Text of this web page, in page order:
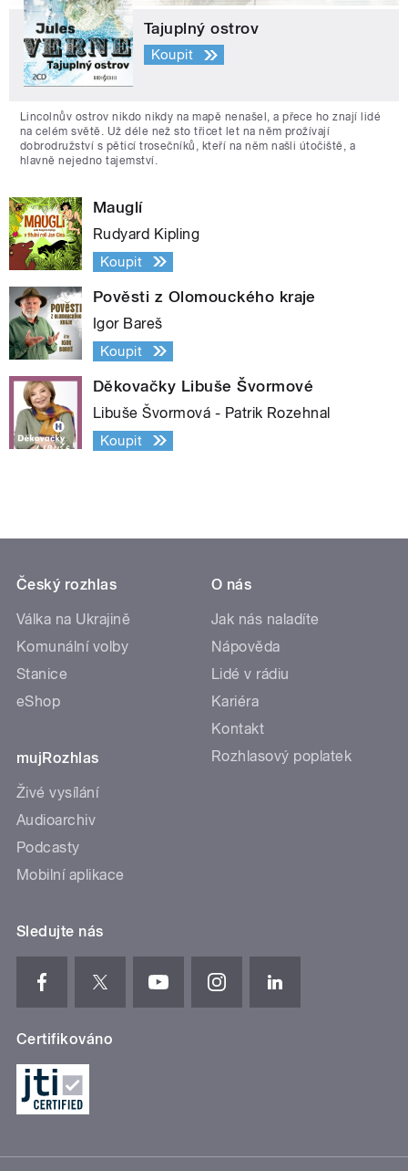
Tajuplný ostrov
Koupit
Lincolnův ostrov nikdo nikdy na mapě nenašel, a přece ho znají lidé
na celém světě. Už déle než sto třicet let na něm prožívají
dobrodružství s pěticí trosečníků, kteří na něm našli útočiště, a
hlavně nejedno tajemství.
Mauglí
Rudyard Kipling
Koupit
Pověsti z Olomouckého kraje
Igor Bareš
Koupit
Děkovačky Libuše Švormové
Libuše Švormová - Patrik Rozehnal
Koupit
Český rozhlas
Válka na Ukrajině
Komunální volby
Stanice
eShop
mujRozhlas
Živé vysílání
Audioarchiv
Podcasty
Mobilní aplikace
O nás
Jak nás naladíte
Nápověda
Lidé v rádiu
Kariéra
Kontakt
Rozhlasový poplatek
Sledujte nás
Certifikováno